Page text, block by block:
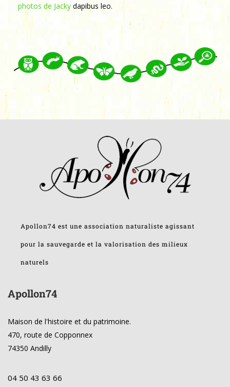
photos de Jacky dapibus leo.
Apollon74 est une association naturaliste agissant
pour la sauvegarde et la valorisation des milieux
naturels
Apollon74
Maison de l'histoire et du patrimoine.
470, route de Copponnex
74350 Andilly
04 50 43 63 66